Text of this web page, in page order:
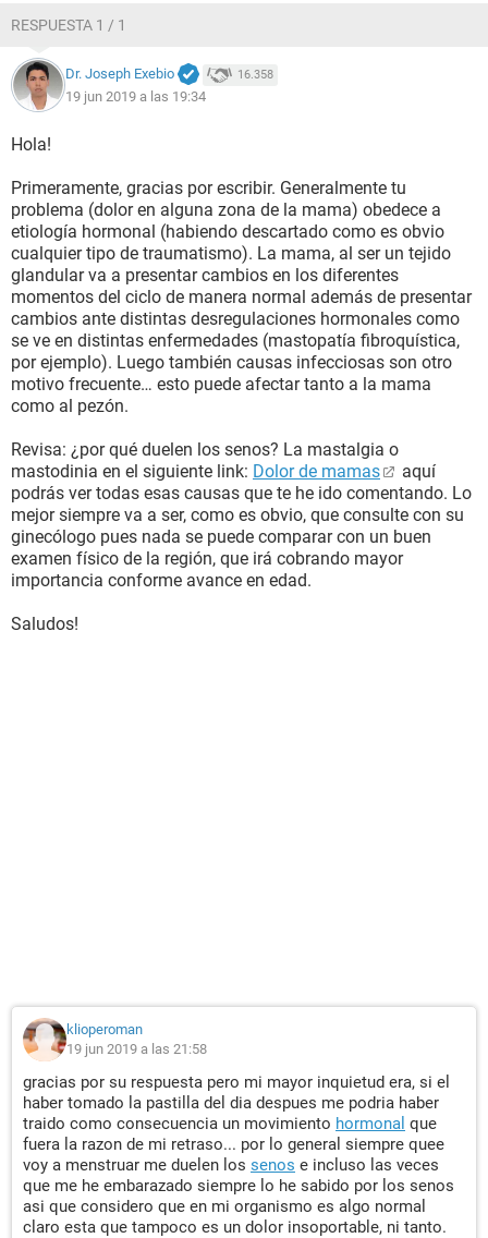
RESPUESTA 1 / 1
Dr. Joseph Exebio 16.358
19 jun 2019 a las 19:34
Hola!
Primeramente, gracias por escribir. Generalmente tu
problema (dolor en alguna zona de la mama) obedece a
etiología hormonal (habiendo descartado como es obvio
cualquier tipo de traumatismo). La mama, al ser un tejido
glandular va a presentar cambios en los diferentes
momentos del ciclo de manera normal además de presentar
cambios ante distintas desregulaciones hormonales como
se ve en distintas enfermedades (mastopatía fibroquística,
por ejemplo). Luego también causas infecciosas son otro
motivo frecuente… esto puede afectar tanto a la mama
como al pezón.
Revisa: ¿por qué duelen los senos? La mastalgia o
mastodinia en el siguiente link: Dolor de mamas
aquí
podrás ver todas esas causas que te he ido comentando. Lo
mejor siempre va a ser, como es obvio, que consulte con su
ginecólogo pues nada se puede comparar con un buen
examen físico de la región, que irá cobrando mayor
importancia conforme avance en edad.
Saludos!
klioperoman
19 jun 2019 a las 21:58
gracias por su respuesta pero mi mayor inquietud era, si el
haber tomado la pastilla del dia despues me podria haber
traido como consecuencia un movimiento hormonal que
fuera la razon de mi retraso... por lo general siempre quee
voy a menstruar me duelen los senos e incluso las veces
que me he embarazado siempre lo he sabido por los senos
asi que considero que en mi organismo es algo normal
claro esta que tampoco es un dolor insoportable, ni tanto.